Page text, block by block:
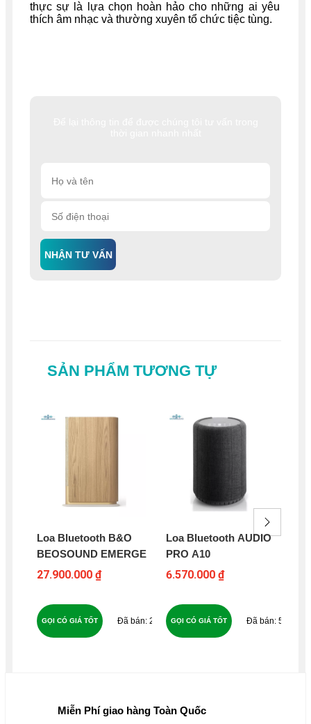
NHẬN TƯ VẤN
thực sự là lựa chọn hoàn hảo cho những ai yêu
thích âm nhạc và thường xuyên tổ chức tiệc tùng.
SẢN PHẨM TƯƠNG TỰ
Loa Bluetooth B&O
BEOSOUND EMERGE
27.900.000 ₫
25
GỌI CÓ GIÁ TỐT
Loa Bluetooth AUDIO
PRO A10
6.570.000 ₫
59
GỌI CÓ GIÁ TỐT
Miễn Phí giao hàng Toàn Quốc